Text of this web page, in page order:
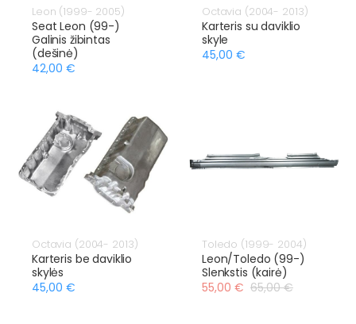
Leon (1999- 2005)
Seat Leon (99-)
Galinis žibintas
(dešinė)
42,00 €
Octavia (2004- 2013)
Karteris su daviklio
skyle
45,00 €
Octavia (2004- 2013)
Karteris be daviklio
skylės
45,00 €
Toledo (1999- 2004)
Leon/Toledo (99-)
Slenkstis (kairė)
55,00 € 65,00 €